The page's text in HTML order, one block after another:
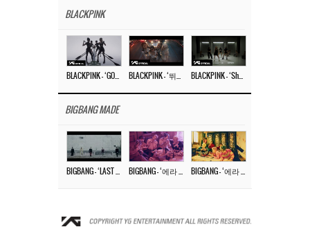
BLACKPINK
BIGBANG MADE